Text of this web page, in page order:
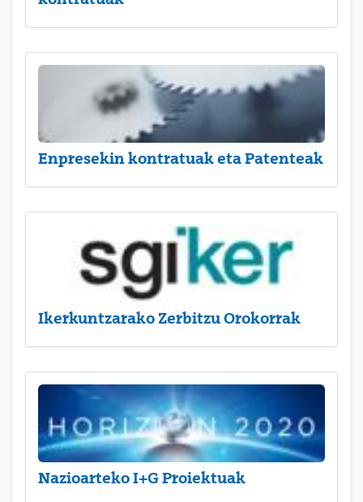
Enpresekin kontratuak eta Patenteak
Ikerkuntzarako Zerbitzu Orokorrak
Nazioarteko I+G Proiektuak